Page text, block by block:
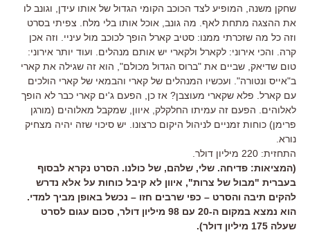
שחקן משנה, המופיע לצד הכוכב הקומי הגדול של אותו עידן, וגונב לו
את ההצגה מתחת לאף. מה גונב, אוכל אותו בלי מלח. צפיתי בסרט
וזה כל מה שזכרתי ממנו: סטיב קארל הופך לכוכב מול עיניי. וזה אכן
קרה. והכי אירוני: לקארל ולקארי יש אותם מנהלים. ועוד יותר אירוני:
טום שדיאק, שביים את "ברוס הגדול מכולם", הוא זה שגילה את קארי
ב"אייס ונטורה". ועכשיו המנהלים של קארי והבמאי של קארי הולכים
עם קארל. פלא שקארי מעוצבן? אז כן, הפעם ג'ים קארי כבר לא הופך
לאלוהים. הפעם זה עמיתו החלקלק, איוון, שמקבל מאלוהים (מורגן
פרימן) כוחות זמניים לניהול היקום כרצונו. יש סיכוי שזה יהיה מצחיק
נורא.
התחזית: 220 מיליון דולר.
(המציאות: פדיחה. שלי, שלהם, של כולנו. הסרט נקרא לבסוף
בעברית "מבול של צרות", איוון לא קיבל כוחות על אלא נדרש
להקים תיבה והסרט – כפי שרבים חזו – נכשל באופן מביך למדי.
הוא נמצא במקום ה-20 עם 98 מיליון דולר, סכום עגום לסרט
שעלה 175 מיליון דולר).